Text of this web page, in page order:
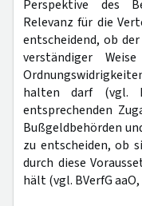
Perspektive des
Relevanz für die
entscheidend, ob
verständiger
halten darf (vgl.
entsprechenden
Bußgeldbehörden
zu entscheiden, ob
durch diese
hält (vgl. BVerfG aaO,